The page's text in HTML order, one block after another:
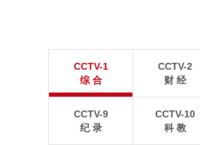
二号悬崖电梯“扶摇梯”近日正式投运，将山乡学子单
程3个多小时的求学路缩减至30分钟。
CCTV-1
综 合
CCTV-2
财 经
CCTV-9
纪 录
CCTV-10
科 教